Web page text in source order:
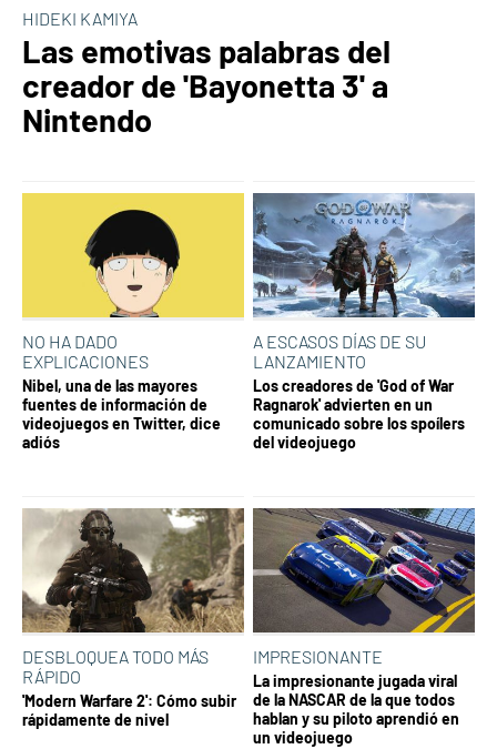
HIDEKI KAMIYA
Las emotivas palabras del
creador de 'Bayonetta 3' a
Nintendo
NO HA DADO
EXPLICACIONES
Nibel, una de las mayores
fuentes de información de
videojuegos en Twitter, dice
adiós
A ESCASOS DÍAS DE SU
LANZAMIENTO
Los creadores de 'God of War
Ragnarok' advierten en un
comunicado sobre los spoílers
del videojuego
DESBLOQUEA TODO MÁS
RÁPIDO
'Modern Warfare 2': Cómo subir
rápidamente de nivel
IMPRESIONANTE
La impresionante jugada viral
de la NASCAR de la que todos
hablan y su piloto aprendió en
un videojuego